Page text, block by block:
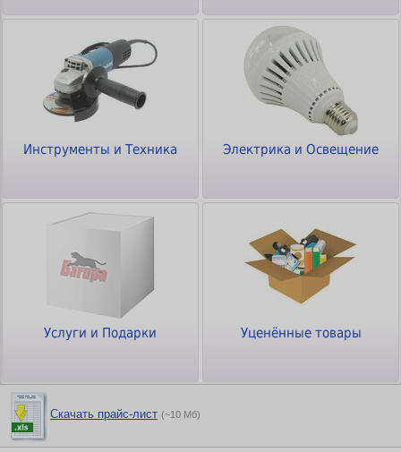
Инструменты и Техника Электрика и Освещение
Услуги и Подарки Уценённые товары
Скачать прайс-лист (~10 Мб)